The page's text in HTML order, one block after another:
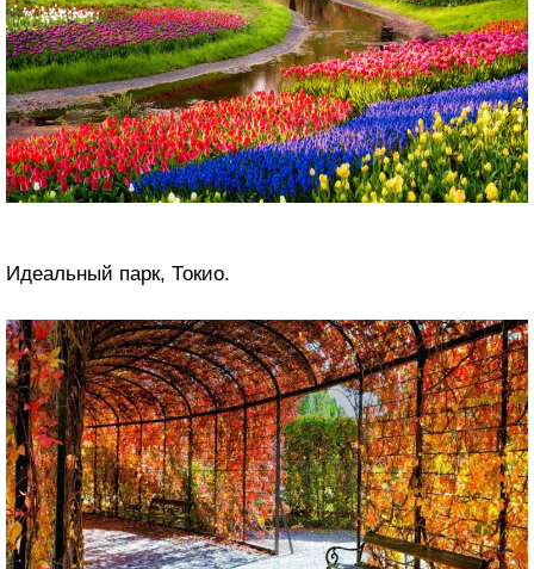
Идеальный парк, Токио.